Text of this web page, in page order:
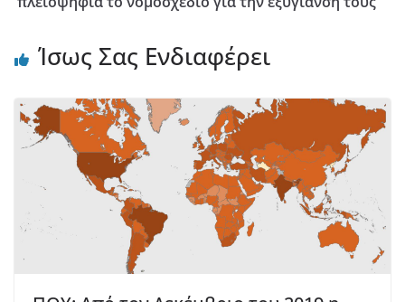
Ίσως Σας Ενδιαφέρει